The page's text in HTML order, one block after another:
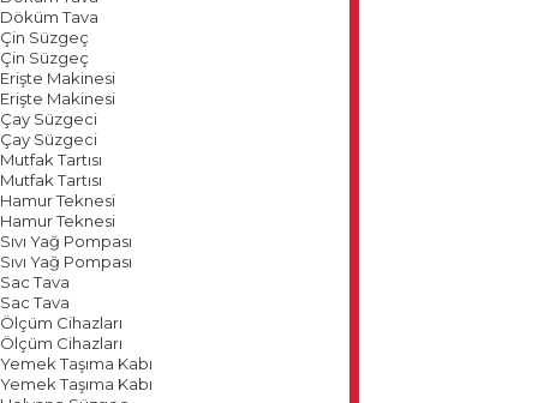
Döküm Tava
Çin Süzgeç
Çin Süzgeç
Erişte Makinesi
Erişte Makinesi
Çay Süzgeci
Çay Süzgeci
Mutfak Tartısı
Mutfak Tartısı
Hamur Teknesi
Hamur Teknesi
Sıvı Yağ Pompası
Sıvı Yağ Pompası
Sac Tava
Sac Tava
Ölçüm Cihazları
Ölçüm Cihazları
Yemek Taşıma Kabı
Yemek Taşıma Kabı